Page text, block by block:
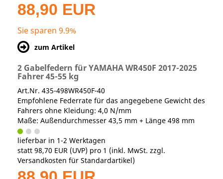
88,90 EUR
Sie sparen 9.9%
zum Artikel
2 Gabelfedern für YAMAHA WR450F 2017-2025
Fahrer 45-55 kg
Art.Nr. 435-498WR450F-40
Empfohlene Federrate für das angegebene Gewicht des
Fahrers ohne Kleidung: 4,0 N/mm
Maße: Außendurchmesser 43,5 mm + Länge 498 mm
lieferbar in 1-2 Werktagen
statt 98,70 EUR (UVP) pro 1 (inkl. MwSt. zzgl.
Versandkosten für Standardartikel)